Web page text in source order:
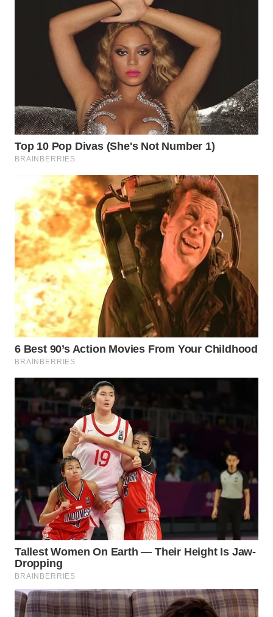
WN
TIMUR
WN
SOLO
BOROBUDUR
WN
MADURA
WN
SURABAYA
WN
NATUNA
WN
BINTAN
MANDALIKA
WN
LIKUPANG
WN
LABUANBAJO
WN
BORNEO
Wahana
Group